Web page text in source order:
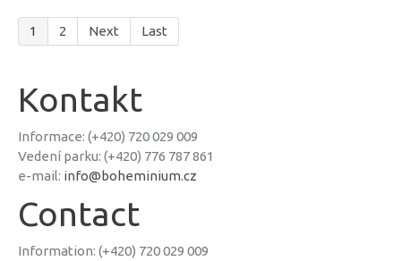
1 2 Next Last
Kontakt
Informace: (+420) 720 029 009
Vedení parku: (+420) 776 787 861
e-mail: info@boheminium.cz
Contact
Information: (+420) 720 029 009